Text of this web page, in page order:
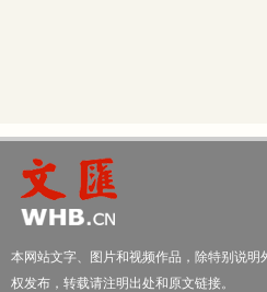
本网站文字、图片和视频作品，除特别说明
权发布，转载请注明出处和原文链接。